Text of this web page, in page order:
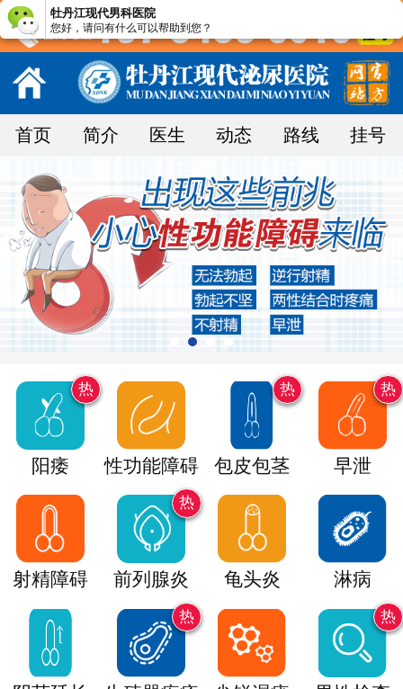
首页 简介 医生 动态 路线 挂号
热
阳痿 性功能障碍
热
包皮包茎
热
早泄
射精障碍
热
前列腺炎 龟头炎 淋病
热 热
牡丹江现代男科医院
您好，请问有什么可以帮助到您？